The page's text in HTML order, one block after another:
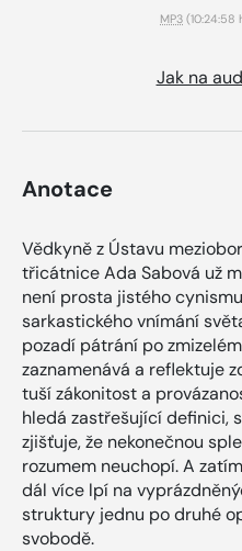
MP3 (10:24:58
Jak na
Anotace
Vědkyně z Ústavu
třicátnice Ada Sabová už
není prosta jistého
sarkastického vnímání
pozadí pátrání po
zaznamenává a reflektuje
tuší zákonitost a
hledá zastřešující definici,
zjišťuje, že nekonečnou
rozumem neuchopí. A
dál více lpí na
struktury jednu po druhé
svobodě.